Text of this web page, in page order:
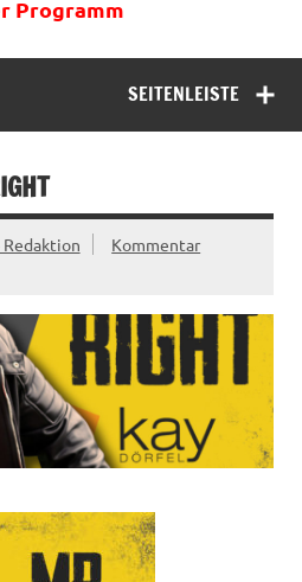
Programm
SEITENLEISTE
Redaktion
Kommentar